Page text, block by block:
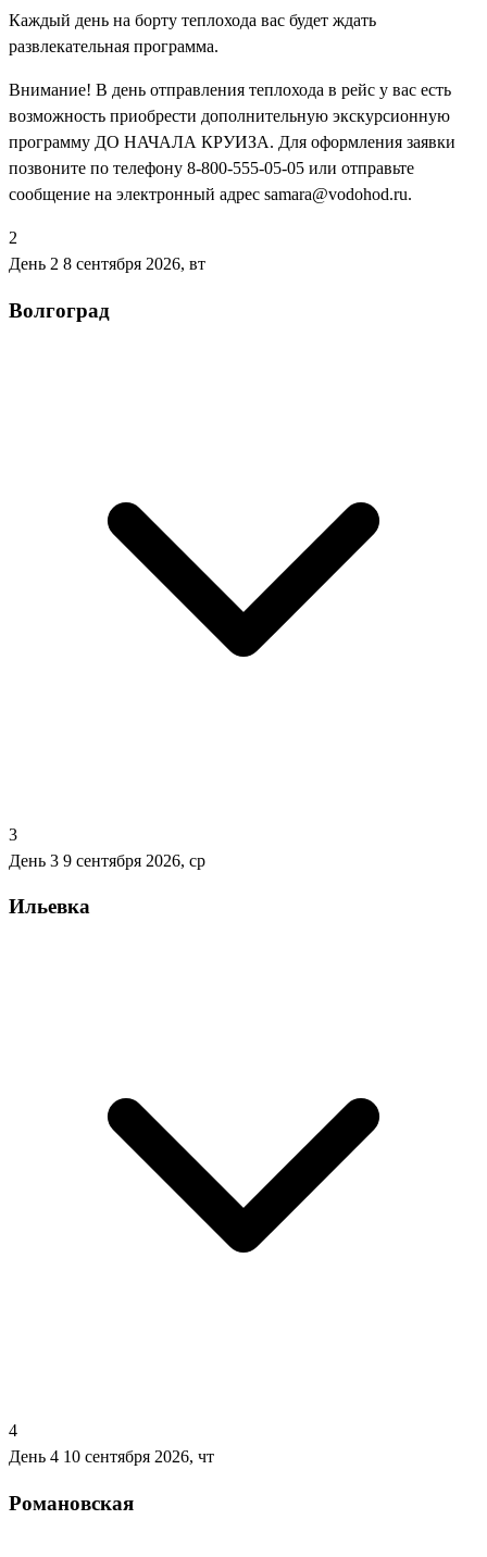
Каждый день на борту теплохода вас будет ждать
развлекательная программа.
Внимание! В день отправления теплохода в рейс у вас есть
возможность приобрести дополнительную экскурсионную
программу ДО НАЧАЛА КРУИЗА. Для оформления заявки
позвоните по телефону 8-800-555-05-05 или отправьте
сообщение на электронный адрес samara@vodohod.ru.
2
День 2 8 сентября 2026, вт
Волгоград
3
День 3 9 сентября 2026, ср
Ильевка
4
День 4 10 сентября 2026, чт
Романовская